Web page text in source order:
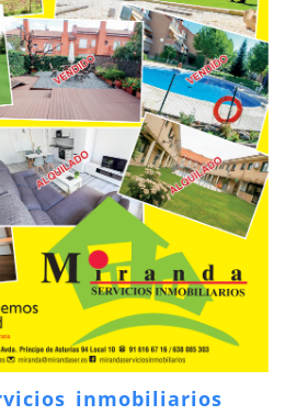
inmobiliarios